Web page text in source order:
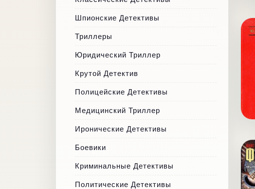
Шпионские Детективы
Триллеры
Юридический Триллер
Крутой Детектив
Полицейские Детективы
Медицинский Триллер
Иронические Детективы
Боевики
Криминальные Детективы
Политические Детективы